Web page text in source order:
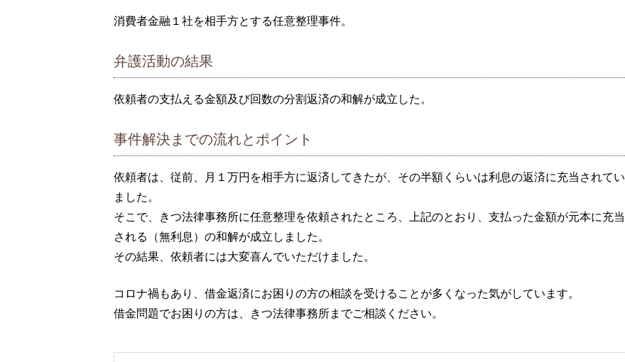
消費者金融１社を相手方とする任意整理事件。
弁護活動の結果
依頼者の支払える金額及び回数の分割返済の和解が成立した。
事件解決までの流れとポイント
依頼者は、従前、月１万円を相手方に返済してきたが、その半額くらいは利息の返済に充当されてい
ました。
そこで、きつ法律事務所に任意整理を依頼されたところ、上記のとおり、支払った金額が元本に充当
される（無利息）の和解が成立しました。
その結果、依頼者には大変喜んでいただけました。
コロナ禍もあり、借金返済にお困りの方の相談を受けることが多くなった気がしています。
借金問題でお困りの方は、きつ法律事務所までご相談ください。